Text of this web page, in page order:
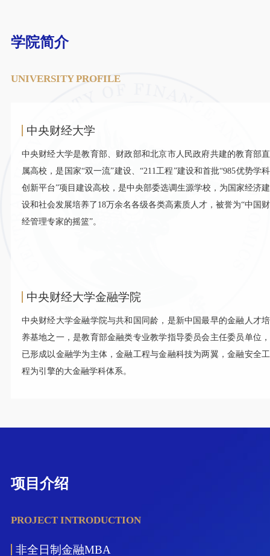
学院简介
UNIVERSITY PROFILE
中央财经大学
中央财经大学是教育部、财政部和北京市人民政府共建的教育部直
属高校，是国家“双一流”建设、“211工程”建设和首批“985优势学科
创新平台”项目建设高校，是中央部委选调生源学校，为国家经济建
设和社会发展培养了18万余名各级各类高素质人才，被誉为“中国财
经管理专家的摇篮”。
中央财经大学金融学院
中央财经大学金融学院与共和国同龄，是新中国最早的金融人才培
养基地之一，是教育部金融类专业教学指导委员会主任委员单位，
已形成以金融学为主体，金融工程与金融科技为两翼，金融安全工
程为引擎的大金融学科体系。
项目介绍
PROJECT INTRODUCTION
非全日制金融MBA